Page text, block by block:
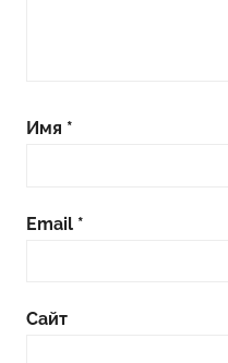
Имя *
Email *
Сайт